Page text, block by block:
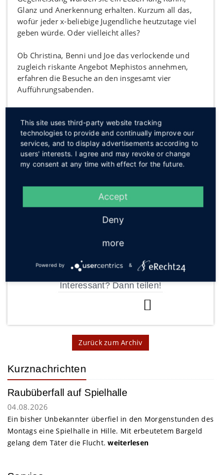
Glanz und Anerkennung erhalten. Kurzum all das,
wofür jeder x-beliebige Jugendliche heutzutage viel
geben würde. Oder vielleicht alles?
Ob Christina, Benni und Joe das verlockende und
zugleich riskante Angebot Mephistos annehmen,
erfahren die Besuche an den insgesamt vier
Aufführungsabenden.
Schulverwaltung des Wittekind-Gymnasiums.
(Text: Carolin Köster)
Das ist ebenfalls interessant:
Zwei Unbekannte attackieren Kneipengast
„Die kleine Welt der schönen Dinge“ zieht um
Sanft, aber wirksam das Wohlbefinden steigern
Interessant? Dann teilen!
Zurück zum Archiv
Kurznachrichten
Raubüberfall auf Spielhalle
04.08.2026
Ein bisher Unbekannter überfiel in den Morgenstunden des
Montags eine Spielhalle in Hille. Mit erbeutetem Bargeld
gelang dem Täter die Flucht.weiterlesen
This site uses third-party website tracking
technologies to provide and continually improve our
services, and to display advertisements according to
users' interests. I agree and may revoke or change
my consent at any time with effect for the future.
Accept
Deny
more
Powered by &